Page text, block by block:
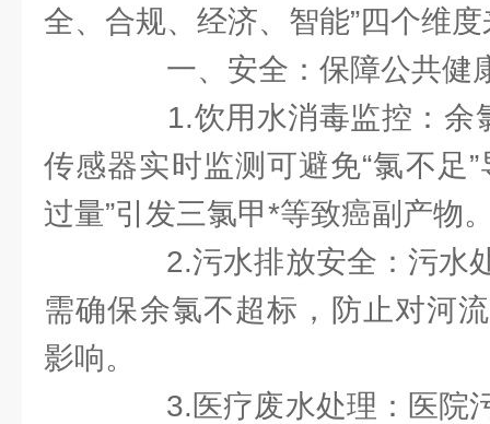
全、合规、经济、智能”四个维
一、安全：保障公共健
1.饮用水消毒监控：余
传感器实时监测可避免“氯不足
过量”引发三氯甲*等致癌副产物
2.污水排放安全：污水
需确保余氯不超标，防止对河
影响。
3.医疗废水处理：医院